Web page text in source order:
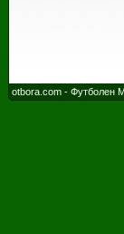
otbora.com - Футболен